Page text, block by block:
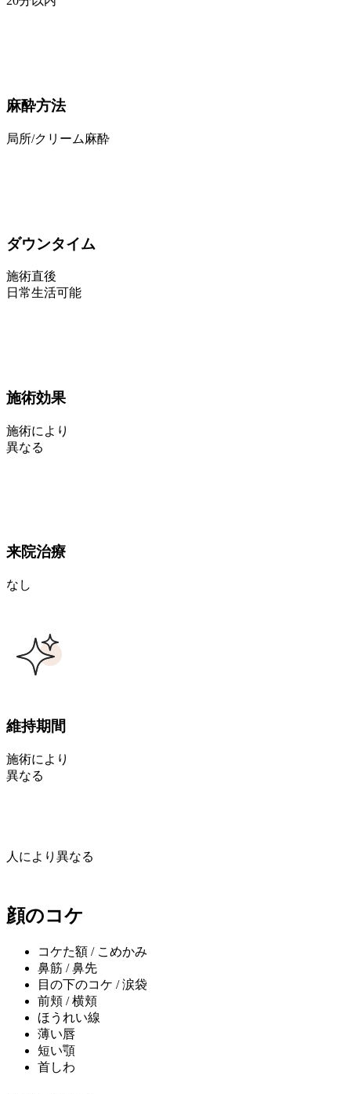
麻酔方法
局所/クリーム麻酔
ダウンタイム
施術直後
日常生活可能
施術効果
施術により
異なる
来院治療
なし
維持期間
施術により
異なる
人により異なる
顔のコケ
コケた額 / こめかみ
鼻筋 / 鼻先
目の下のコケ / 涙袋
前頬 / 横頬
ほうれい線
薄い唇
短い顎
首しわ